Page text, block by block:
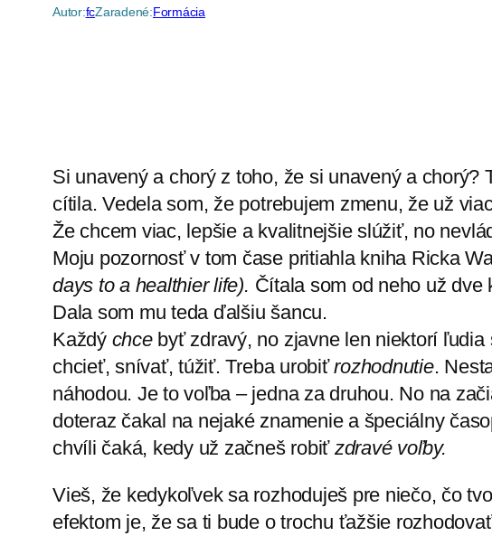
Autor:fcZaradené:Formácia
Si unavený a chorý z toho, že si unavený a chorý?
cítila. Vedela som, že potrebujem zmenu, že už
Že chcem viac, lepšie a kvalitnejšie slúžiť, no
Moju pozornosť v tom čase pritiahla kniha Ricka
days to a healthier life). Čítala som od neho už
Dala som mu teda ďalšiu šancu.
Každý chcebyť zdravý, no zjavne len niektorí ľudia
chcieť, snívať, túžiť. Treba urobiťrozhodnutie.
náhodou. Je to voľba – jedna za druhou. No na
doteraz čakal na nejaké znamenie a špeciálny
chvíli čaká, kedy už začneš robiť zdravé voľby.
Vieš, že kedykoľvek sa rozhoduješ pre niečo, čo
efektom je, že sa ti bude o trochu ťažšie